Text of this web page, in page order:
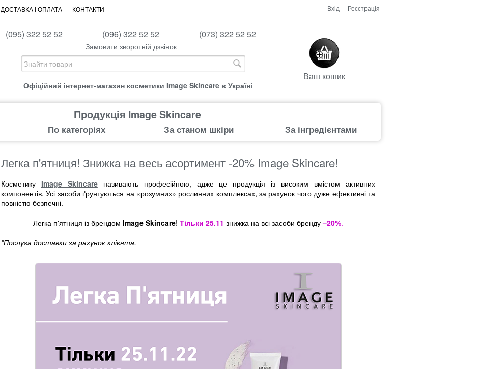
ДОСТАВКА І ОПЛАТА КОНТАКТИ Вхід Реєстрація
Офіційний інтернет-магазин косметики Image Skincare в Україні
(095) 322 52 52 (096) 322 52 52 (073) 322 52 52
Замовити зворотній дзвінок
Ваш кошик
Продукція Image Skincare
По категоріях За станом шкіри За інгредієнтами
Легка п'ятниця! Знижка на весь асортимент -20% Image Skincare!
Косметику Image Skincareназивають професійною, адже це продукція із високим вмістом активних
компонентів. Усі засоби ґрунтуються на «розумних» рослинних комплексах, за рахунок чого дуже ефективні та
повністю безпечні.
Легка п'ятниця із брендом Image Skincare! Тільки 25.11 знижка на всі засоби бренду–20%.
*Послуга доставки за рахунок клієнта.